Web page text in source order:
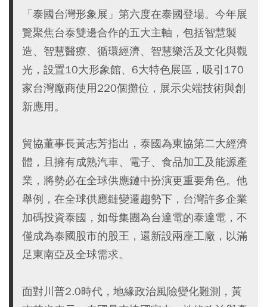
「泰國台灣形象展」第六度在泰國登場。今年展
覽聚焦台泰雙邊合作的五大主軸，包括智慧製
造、智慧醫療、循環經濟、智慧樂活及文化與觀
光，設置10大形象館、6大特色展區，吸引170
家台灣廠商使用220個攤位，展示尖端技術與創
新應用。
貿協董事長黃志芳指出，泰國為東協第二大經濟
體，且擁有成熟汽車、電子、食品加工及能源產
業，將勢必在全球供應鏈中扮演更重要角色。他
舉例，在全球供應鏈變遷趨勢下，台灣許多企業
加碼投資泰國，如母集團為台達電的泰達電，不
僅成為泰國股市的股王，還新設兩座工廠，以滿
足東南亞及全球需求。
面對川普2.0時代，地緣政治風險變化難測，黃